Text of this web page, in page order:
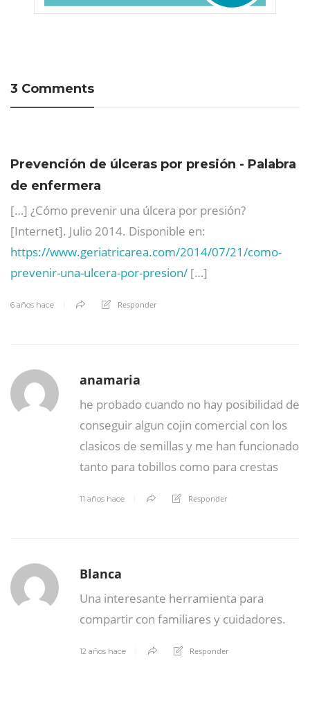
3 Comments
Prevención de úlceras por presión - Palabra
de enfermera
[…] ¿Cómo prevenir una úlcera por presión?
[Internet]. Julio 2014. Disponible en:
https://www.geriatricarea.com/2014/07/21/como-
prevenir-una-ulcera-por-presion/ […]
6 años hace Responder
anamaria
he probado cuando no hay posibilidad de
conseguir algun cojin comercial con los
clasicos de semillas y me han funcionado
tanto para tobillos como para crestas
11 años hace Responder
Blanca
Una interesante herramienta para
compartir con familiares y cuidadores.
12 años hace Responder